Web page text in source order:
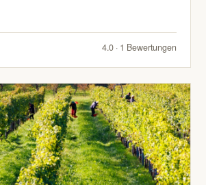
4.0 · 1 Bewertungen